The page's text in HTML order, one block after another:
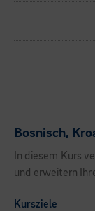
Bosnisch,
In diesem Kurs
und erweitern
Kursziele